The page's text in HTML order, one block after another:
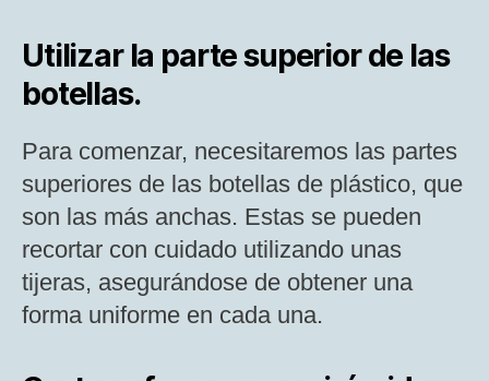
Utilizar la parte superior de las
botellas.
Para comenzar, necesitaremos las partes
superiores de las botellas de plástico, que
son las más anchas. Estas se pueden
recortar con cuidado utilizando unas
tijeras, asegurándose de obtener una
forma uniforme en cada una.